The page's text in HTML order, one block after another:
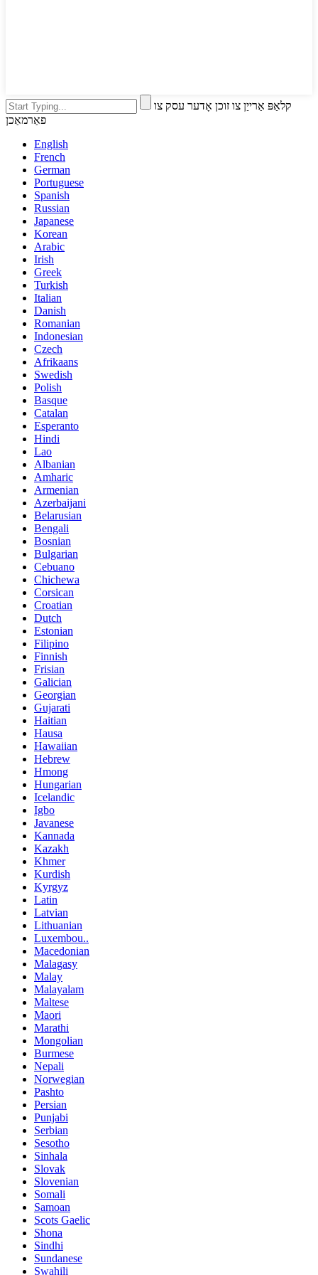
קלאַפּ אַרייַן צו זוכן אָדער עסק צו
פאַרמאַכן
English
French
German
Portuguese
Spanish
Russian
Japanese
Korean
Arabic
Irish
Greek
Turkish
Italian
Danish
Romanian
Indonesian
Czech
Afrikaans
Swedish
Polish
Basque
Catalan
Esperanto
Hindi
Lao
Albanian
Amharic
Armenian
Azerbaijani
Belarusian
Bengali
Bosnian
Bulgarian
Cebuano
Chichewa
Corsican
Croatian
Dutch
Estonian
Filipino
Finnish
Frisian
Galician
Georgian
Gujarati
Haitian
Hausa
Hawaiian
Hebrew
Hmong
Hungarian
Icelandic
Igbo
Javanese
Kannada
Kazakh
Khmer
Kurdish
Kyrgyz
Latin
Latvian
Lithuanian
Luxembou..
Macedonian
Malagasy
Malay
Malayalam
Maltese
Maori
Marathi
Mongolian
Burmese
Nepali
Norwegian
Pashto
Persian
Punjabi
Serbian
Sesotho
Sinhala
Slovak
Slovenian
Somali
Samoan
Scots Gaelic
Shona
Sindhi
Sundanese
Swahili